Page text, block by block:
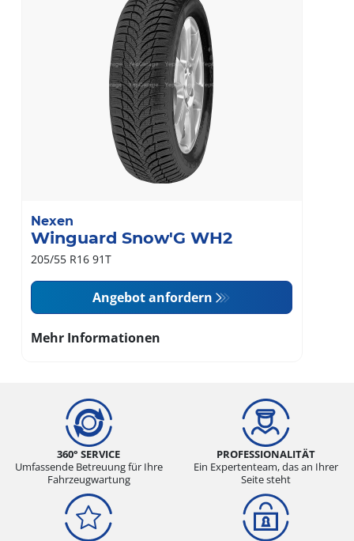
Nexen
Winguard Snow'G WH2
205/55 R16 91T
Angebot anfordern
Mehr Informationen
360° SERVICE
Umfassende Betreuung für Ihre
Fahrzeugwartung
PROFESSIONALITÄT
Ein Expertenteam, das an Ihrer
Seite steht